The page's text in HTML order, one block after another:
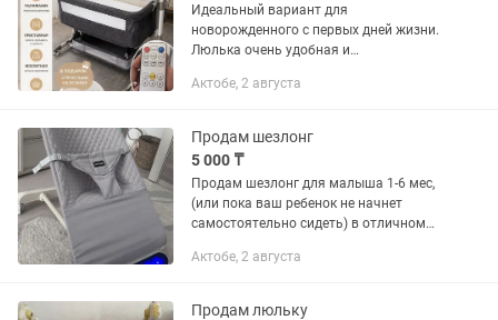
Идеальный вариант для
новорожденного с первых дней жизни.
Люлька очень удобная и
укачивание. Встроенные мелодии.
использовать как приставную...
Актобе, 2 августа
Продам шезлонг
5 000 ₸
Продам шезлонг для малыша 1-6 мес,
(или пока ваш ребенок не начнет
самостоятельно сидеть) в отличном
колесиках со стопорами, мягкая дуга
Актобе, 2 августа
Продам люльку